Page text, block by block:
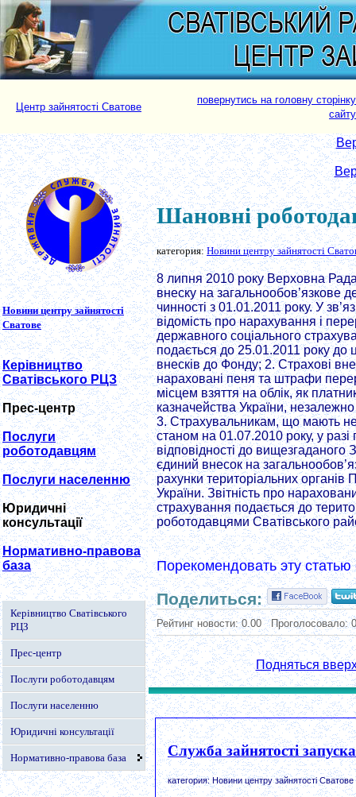
Центр зайнятості Сватове
повернутись на головну сторінку
сайту
Новини центру зайнятості
Сватове
Керівництво
Сватівського РЦЗ
Прес-центр
Послуги
роботодавцям
Послуги населенню
Юридичні
консультації
Нормативно-правова
база
Керівництво Сватівського
РЦЗ
Прес-центр
Послуги роботодавцям
Послуги населенню
Юридичні консультації
Нормативно-правова база
Шановні
категория:Новини центру зайнятості
8 липня 2010 року Верховна Рада
внеску на загальнообов’язкове
чинності з 01.01.2011 року. У
відомість про нарахування і
державного соціального
подається до 25.01.2011 року до
внесків до Фонду; 2. Страхові
нараховані пеня та штрафи
місцем взяття на облік, як
казначейства України,
3. Страхувальникам, що мають
станом на 01.07.2010 року, у
відповідності до
єдиний внесок на
рахунки територіальних органів
України. Звітність про
страхування подається до
роботодавцями Сватівського
Порекомендовать эту
Поделиться:
Рейтинг новости:0.00 Проголосовало:0
Подняться
Служба зайнятості
категория: Новини центру зайнятості Сватове